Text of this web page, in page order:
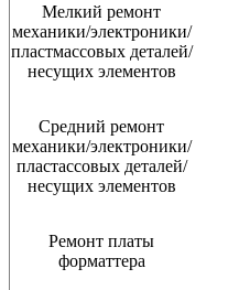
Мелкий ремонт
механики/электроники/
пластмассовых деталей/
несущих элементов
Средний ремонт
механики/электроники/
пластассовых деталей/
несущих элементов
Ремонт платы
форматтера